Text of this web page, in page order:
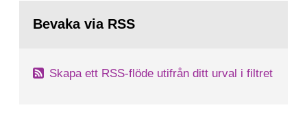
Bevaka via RSS
Skapa ett RSS-flöde utifrån ditt urval i filtret